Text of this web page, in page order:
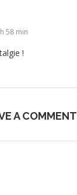
58 min
!
A COMMENT